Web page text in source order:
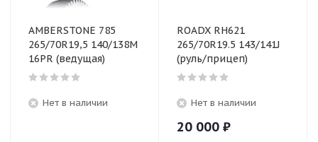
AMBERSTONE 785
265/70R19,5 140/138M
16PR (ведущая)
Нет в наличии
ROADX RH621
265/70R19.5 143/141J
(руль/прицеп)
Нет в наличии
20 000 ₽